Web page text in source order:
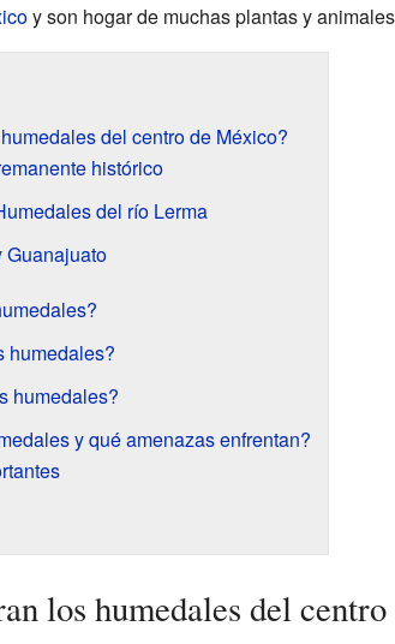
y son hogar de muchas plantas y
del centro de México?
histórico
del río Lerma
Guanajuato
humedales?
humedales?
y qué amenazas enfrentan?
los humedales del